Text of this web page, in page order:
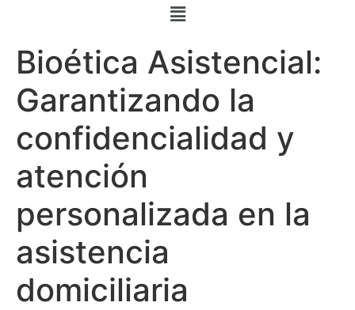
Bioética Asistencial:
Garantizando la
confidencialidad y
atención
personalizada en la
asistencia
domiciliaria